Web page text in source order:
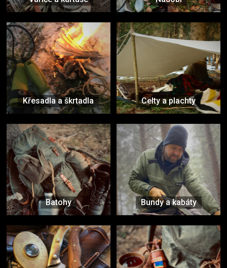
Křesadla a škrtadla Celty a plachty
Batohy Bundy a kabáty